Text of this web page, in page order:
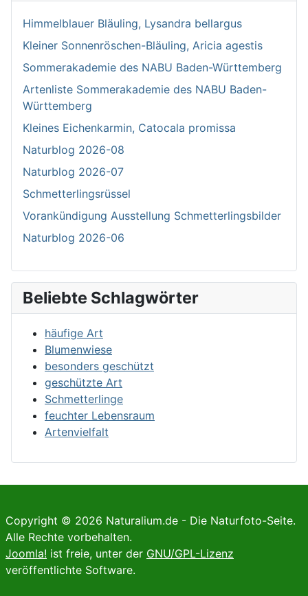
Himmelblauer Bläuling, Lysandra bellargus
Kleiner Sonnenröschen-Bläuling, Aricia agestis
Sommerakademie des NABU Baden-Württemberg
Artenliste Sommerakademie des NABU Baden-
Württemberg
Kleines Eichenkarmin, Catocala promissa
Naturblog 2026-08
Naturblog 2026-07
Schmetterlingsrüssel
Vorankündigung Ausstellung Schmetterlingsbilder
Naturblog 2026-06
Beliebte Schlagwörter
häufige Art
Blumenwiese
besonders geschützt
geschützte Art
Schmetterlinge
feuchter Lebensraum
Artenvielfalt
Copyright © 2026 Naturalium.de - Die Naturfoto-Seite.
Alle Rechte vorbehalten.
Joomla! ist freie, unter der GNU/GPL-Lizenz
veröffentlichte Software.